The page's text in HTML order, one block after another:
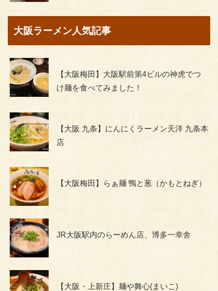
大阪ラーメン人気記事
【大阪梅田】大阪駅前第4ビルの神虎でつ
け麺を食べてみました！
【大阪 九条】にんにくラーメン天洋 九条本
店
【大阪梅田】らぁ麺 鴨と葱（かもとねぎ）
JR大阪駅内のらーめん店、博多一幸舎
【大阪・上新庄】麺や舞心(まいこ)